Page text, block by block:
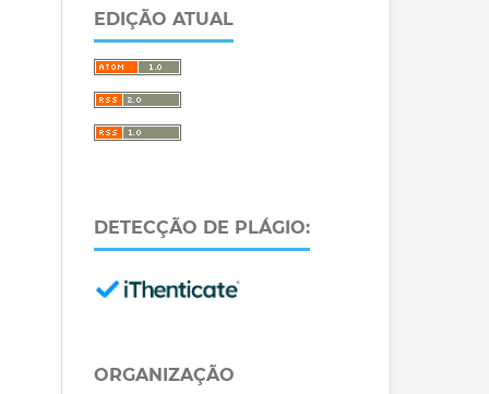
EDIÇÃO ATUAL
DETECÇÃO DE PLÁGIO:
ORGANIZAÇÃO